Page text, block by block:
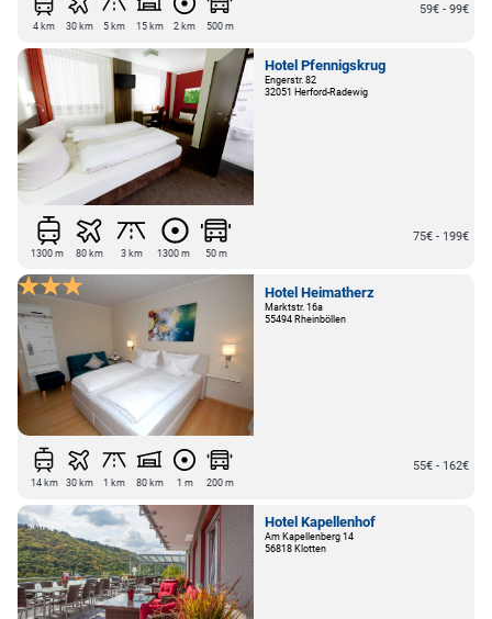
4 km 30 km 5 km 15 km 2 km 500 m
59€ - 99€
Hotel Pfennigskrug
Engerstr. 82
32051 Herford-Radewig
1300 m 80 km 3 km 1300 m 50 m
75€ - 199€
Hotel Heimatherz
Marktstr. 16a
55494 Rheinböllen
14 km 30 km 1 km 80 km 1 m 200 m
55€ - 162€
Hotel Kapellenhof
Am Kapellenberg 14
56818 Klotten